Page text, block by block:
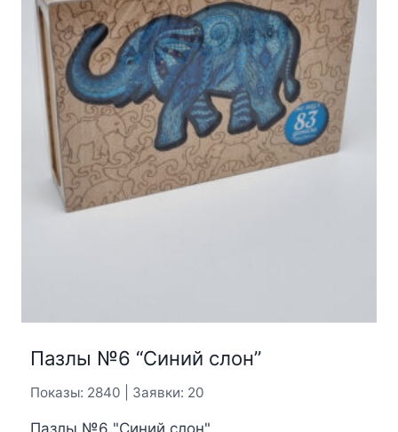
Пазлы №6 “Синий слон”
Показы: 2840 | Заявки: 20